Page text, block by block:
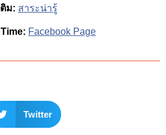
ม: สาระน่ารู้
Facebook Page
Twitter